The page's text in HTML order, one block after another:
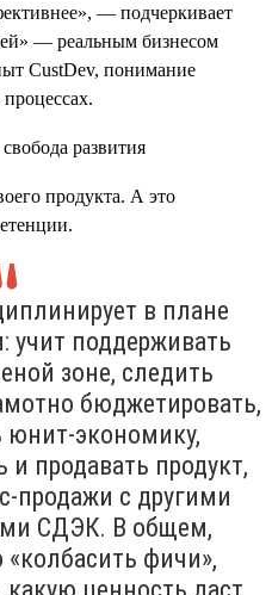
— подчеркивает
— реальным бизнесом
CustDev, понимание
продукта. А это
в плане
учит поддерживать
зоне, следить
бюджетировать,
юнит-экономику,
и продавать продукт,
продажи с другими
СДЭК. В общем,
«колбасить фичи»,